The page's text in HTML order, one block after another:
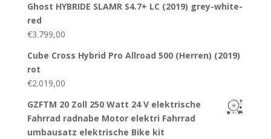
Ghost HYBRIDE SLAMR S4.7+ LC (2019) grey-white-
red
€3.799,00
Cube Cross Hybrid Pro Allroad 500 (Herren) (2019)
rot
€2.019,00
GZFTM 20 Zoll 250 Watt 24 V elektrische
Fahrrad radnabe Motor elektri Fahrrad
umbausatz elektrische Bike kit